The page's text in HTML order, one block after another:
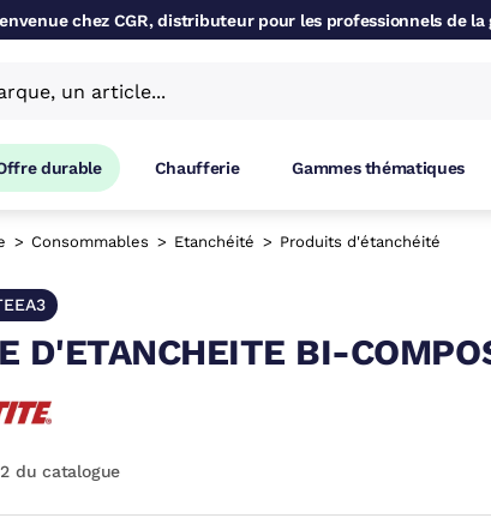
chez CGR, distributeur pour les professionnels de
durable Chaufferie Gammes thématiques
Consommables Etanchéité Produits d'étanchéité
D'ETANCHEITE BI-
du catalogue